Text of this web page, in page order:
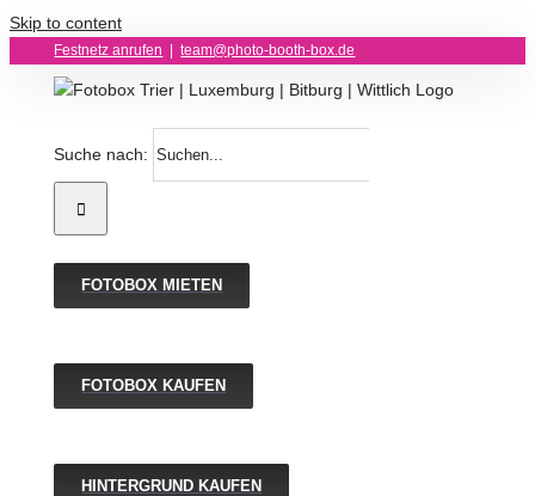
Skip to content
Festnetz anrufen team@photo-booth-box.de
Suche nach:
FOTOBOX MIETEN
FOTOBOX KAUFEN
HINTERGRUND KAUFEN